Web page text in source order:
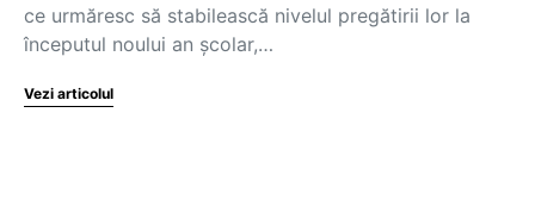
ce urmăresc să stabilească nivelul pregătirii lor la
începutul noului an școlar,…
Vezi articolul